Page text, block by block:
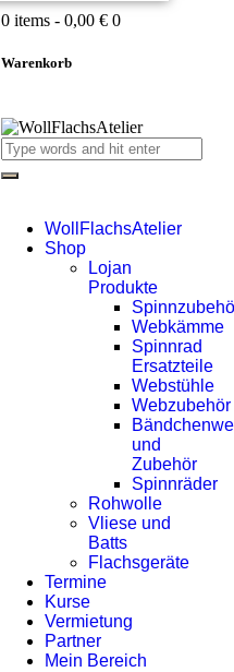
0 items - 0,00 € 0
Warenkorb
WollFlachsAtelier
Shop
Lojan
Produkte
Webkämme
Spinnrad
Ersatzteile
Webstühle
Webzubehör
und
Zubehör
Spinnräder
Rohwolle
Vliese und
Batts
Flachsgeräte
Termine
Kurse
Vermietung
Partner
Mein Bereich